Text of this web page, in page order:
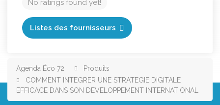
No ratings found yet!
Listes des fournisseurs
Agenda Éco 72
Produits
COMMENT INTEGRER UNE STRATEGIE DIGITALE
EFFICACE DANS SON DEVELOPPEMENT INTERNATIONAL